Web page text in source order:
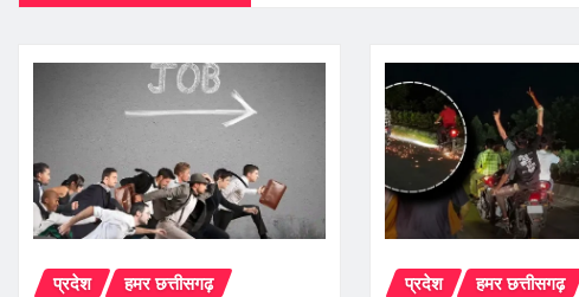
प्रदेश हमर छत्तीसगढ़ प्रदेश हमर छत्तीसगढ़